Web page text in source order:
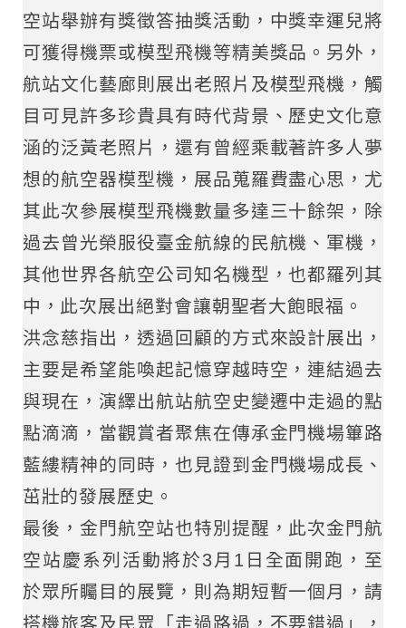
空站舉辦有獎徵答抽獎活動，中獎幸運兒將
可獲得機票或模型飛機等精美獎品。另外，
航站文化藝廊則展出老照片及模型飛機，觸
目可見許多珍貴具有時代背景、歷史文化意
涵的泛黃老照片，還有曾經乘載著許多人夢
想的航空器模型機，展品蒐羅費盡心思，尤
其此次參展模型飛機數量多達三十餘架，除
過去曾光榮服役臺金航線的民航機、軍機，
其他世界各航空公司知名機型，也都羅列其
中，此次展出絕對會讓朝聖者大飽眼福。
洪念慈指出，透過回顧的方式來設計展出，
主要是希望能喚起記憶穿越時空，連結過去
與現在，演繹出航站航空史變遷中走過的點
點滴滴，當觀賞者聚焦在傳承金門機場篳路
藍縷精神的同時，也見證到金門機場成長、
茁壯的發展歷史。
最後，金門航空站也特別提醒，此次金門航
空站慶系列活動將於3月1日全面開跑，至
於眾所矚目的展覽，則為期短暫一個月，請
搭機旅客及民眾「走過路過，不要錯過」，